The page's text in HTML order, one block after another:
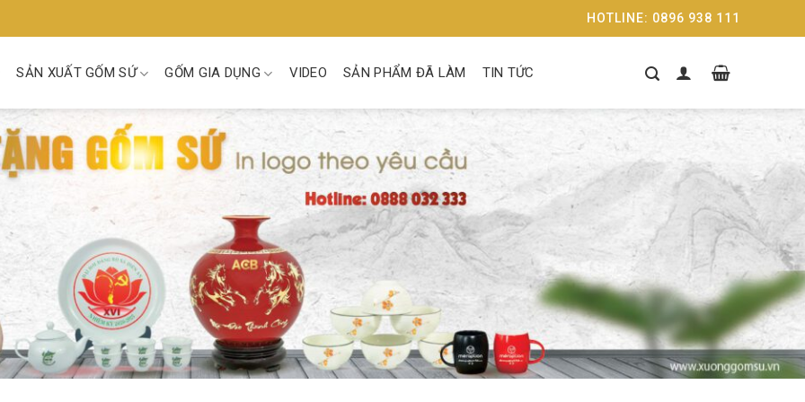
HOTLINE: 0896 938 111
SẢN XUẤT GỐM SỨ GỐM GIA DỤNG VIDEO SẢN PHẨM ĐÃ LÀM TIN TỨC